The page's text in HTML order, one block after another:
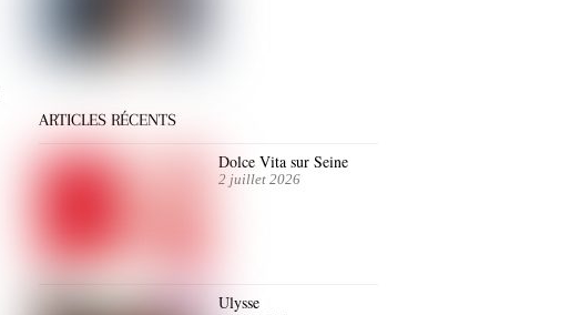
ARTICLES RÉCENTS
Dolce Vita sur Seine
2 juillet 2026
Ulysse